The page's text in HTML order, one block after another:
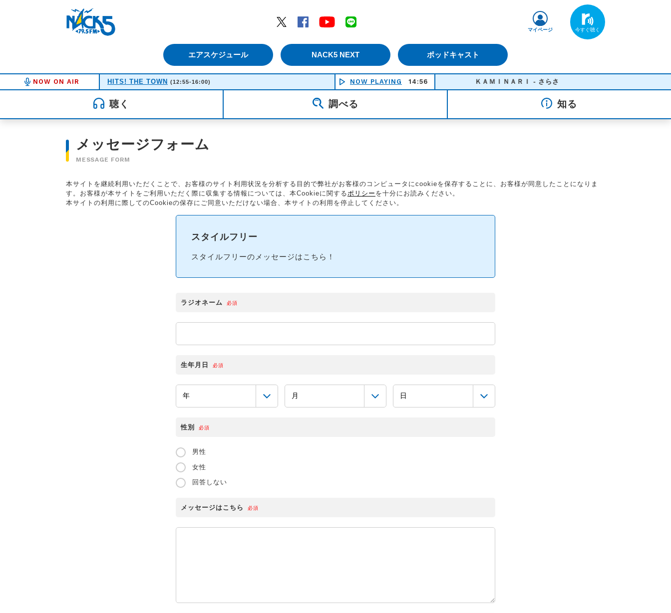
Twitter
Facebook YouTube
エアスケジュール NACK5 NEXT ポッドキャスト
マイページ
NOW ON AIR HITS! THE TOWN (12:55-16:00) NOW PLAYING 14:56 ＫＡＭＩＮＡＲＩ - さらさ
聴く 調べる 知る
メッセージフォーム
MESSAGE FORM
本サイトを継続利用いただくことで、お客様のサイト利用状況を分析する目的で弊社がお客様のコンピュータにcookieを保存することに、お客様が同意したことになりま
す。お客様が本サイトをご利用いただく際に収集する情報については、本Cookieに関するポリシー を十分にお読みください。
本サイトの利用に際してのCookieの保存にご同意いただけない場合、本サイトの利用を停止してください。
スタイルフリー
スタイルフリーのメッセージはこちら！
ラジオネーム 必須
生年月日 必須
性別 必須
男性
女性
回答しない
メッセージはこちら 必須